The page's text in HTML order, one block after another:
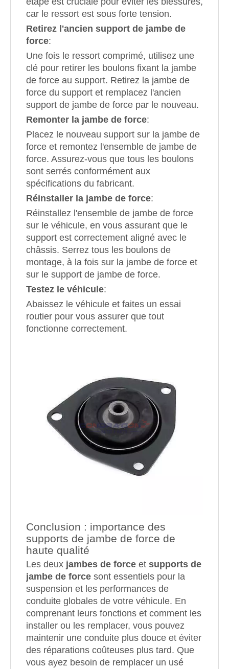
car le ressort est sous forte tension.
Retirez l'ancien support de jambe de
force:
Une fois le ressort comprimé, utilisez une
clé pour retirer les boulons fixant la jambe
de force au support. Retirez la jambe de
force du support et remplacez l'ancien
support de jambe de force par le nouveau.
Remonter la jambe de force:
Placez le nouveau support sur la jambe de
force et remontez l'ensemble de jambe de
force. Assurez-vous que tous les boulons
sont serrés conformément aux
spécifications du fabricant.
Réinstaller la jambe de force:
Réinstallez l'ensemble de jambe de force
sur le véhicule, en vous assurant que le
support est correctement aligné avec le
châssis. Serrez tous les boulons de
montage, à la fois sur la jambe de force et
sur le support de jambe de force.
Testez le véhicule:
Abaissez le véhicule et faites un essai
routier pour vous assurer que tout
fonctionne correctement.
Conclusion : importance des
supports de jambe de force de
haute qualité
Les deux jambes de force et supports de
jambe de force sont essentiels pour la
suspension et les performances de
conduite globales de votre véhicule. En
comprenant leurs fonctions et comment les
installer ou les remplacer, vous pouvez
maintenir une conduite plus douce et éviter
des réparations coûteuses plus tard. Que
vous ayez besoin de remplacer un usé